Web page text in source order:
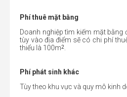
Phí thuê mặt bằng
Doanh nghiệp tìm kiếm mặt
tùy vào địa điểm sẽ có chi phí
thiểu là 100m2.
Phí phát sinh khác
Tùy theo khu vực và quy mô kinh